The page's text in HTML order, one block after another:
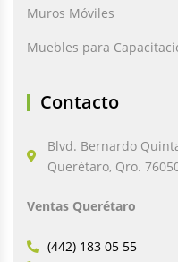
Muros Móviles
Muebles para
Contacto
Blvd. Bernardo
Querétaro, Qro.
Ventas Querétaro
(442) 183 05 55